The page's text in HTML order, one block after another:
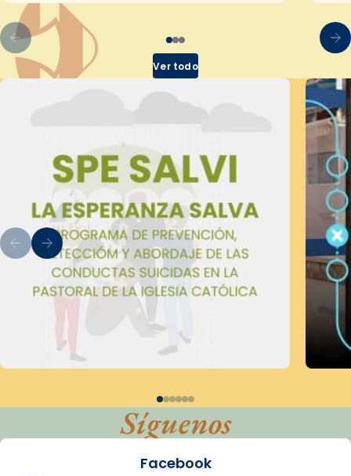
Ver todo
Síguenos
Facebook